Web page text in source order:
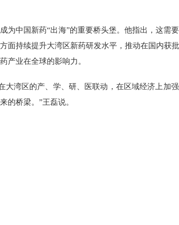
中国新药“出海”的重要桥头堡。他指出，这需
面持续提升大湾区新药研发水平，推动在国内获
产业在全球的影响力。
区的产、学、研、医联动，在区域经济上加强
的桥梁。”王磊说。